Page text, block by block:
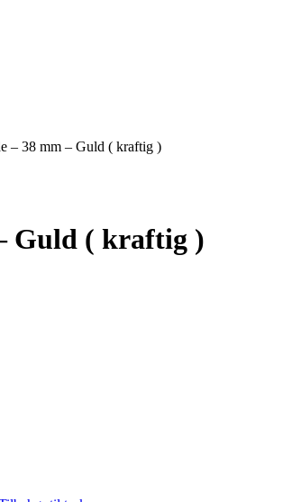
– 38 mm – Guld ( kraftig )
Guld ( kraftig )